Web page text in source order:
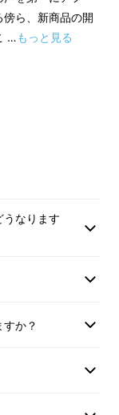
K18イエローゴー
重さ : 0.026g
が生じることがあ
ら、新商品の開
…もっと見る
うなります
か？